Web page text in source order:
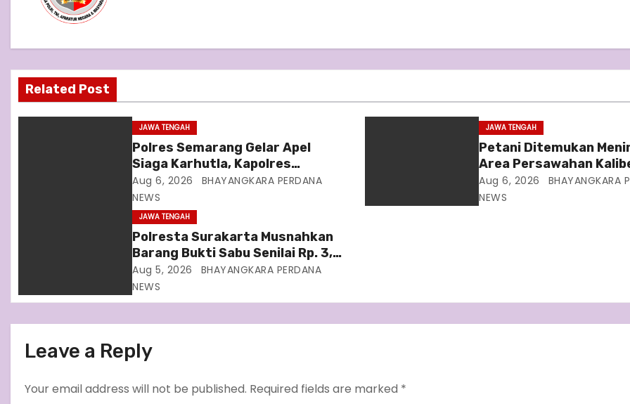
v
i
g
Related Post
JAWA TENGAH
Polres Semarang Gelar Apel
Siaga Karhutla, Kapolres
Tekankan Sinergi dan
Kesiapsiagaan Hadapi Musim
Kemarau
Aug 6, 2026
BHAYANGKARA PERDANA
NEWS
JAWA TENGAH
Petani Ditemukan
Area Persawahan
Pastikan Tidak Ada
Kekerasan
Aug 6, 2026
BHAYANGKARA
NEWS
JAWA TENGAH
Polresta Surakarta Musnahkan
Barang Bukti Sabu Senilai Rp. 3,5
Miliar
Aug 5, 2026
BHAYANGKARA PERDANA
NEWS
Leave a Reply
Your email address will not be published. Required fields are marked *